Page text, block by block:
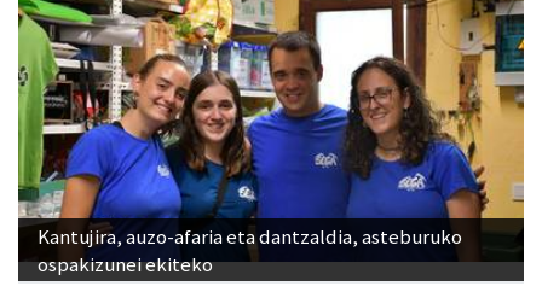
Kantujira, auzo-afaria eta dantzaldia, asteburuko
ospakizunei ekiteko